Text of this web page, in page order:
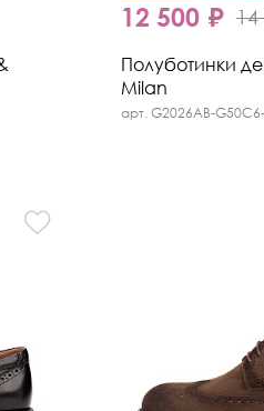
12 500 ₽ 14
Полуботинки
Milan
арт. G2026AB-